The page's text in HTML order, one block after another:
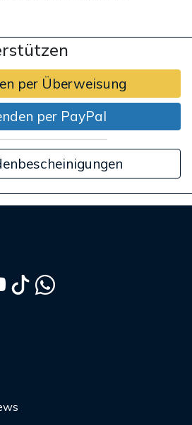
per Überweisung
per PayPal